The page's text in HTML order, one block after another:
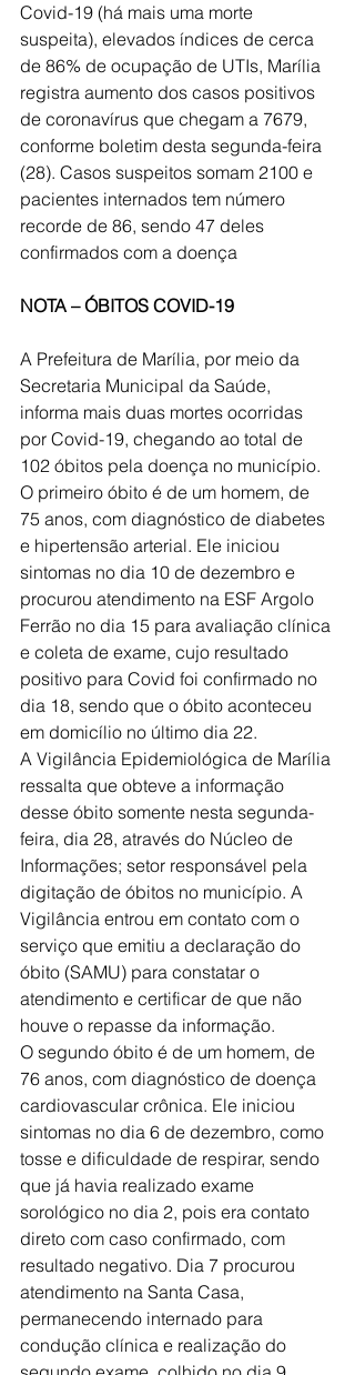
Covid-19 (há mais uma morte
suspeita), elevados índices de cerca
de 86% de ocupação de UTIs, Marília
registra aumento dos casos positivos
de coronavírus que chegam a 7679,
conforme boletim desta segunda-feira
(28). Casos suspeitos somam 2100 e
pacientes internados tem número
recorde de 86, sendo 47 deles
confirmados com a doença
NOTA – ÓBITOS COVID-19
A Prefeitura de Marília, por meio da
Secretaria Municipal da Saúde,
informa mais duas mortes ocorridas
por Covid-19, chegando ao total de
102 óbitos pela doença no município.
O primeiro óbito é de um homem, de
75 anos, com diagnóstico de diabetes
e hipertensão arterial. Ele iniciou
sintomas no dia 10 de dezembro e
procurou atendimento na ESF Argolo
Ferrão no dia 15 para avaliação clínica
e coleta de exame, cujo resultado
positivo para Covid foi confirmado no
dia 18, sendo que o óbito aconteceu
em domicílio no último dia 22.
A Vigilância Epidemiológica de Marília
ressalta que obteve a informação
desse óbito somente nesta segunda-
feira, dia 28, através do Núcleo de
Informações; setor responsável pela
digitação de óbitos no município. A
Vigilância entrou em contato com o
serviço que emitiu a declaração do
óbito (SAMU) para constatar o
atendimento e certificar de que não
houve o repasse da informação.
O segundo óbito é de um homem, de
76 anos, com diagnóstico de doença
cardiovascular crônica. Ele iniciou
sintomas no dia 6 de dezembro, como
tosse e dificuldade de respirar, sendo
que já havia realizado exame
sorológico no dia 2, pois era contato
direto com caso confirmado, com
resultado negativo. Dia 7 procurou
atendimento na Santa Casa,
permanecendo internado para
condução clínica e realização do